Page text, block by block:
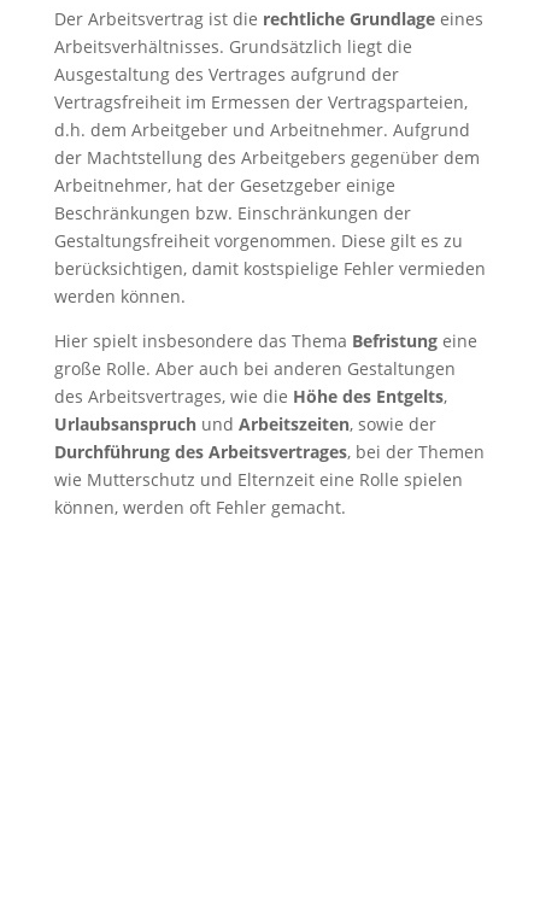
Der Arbeitsvertrag ist die rechtliche Grundlageeines
Arbeitsverhältnisses. Grundsätzlich liegt die
Ausgestaltung des Vertrages aufgrund der
Vertragsfreiheit im Ermessen der Vertragsparteien,
d.h. dem Arbeitgeber und Arbeitnehmer. Aufgrund
der Machtstellung des Arbeitgebers gegenüber dem
Arbeitnehmer, hat der Gesetzgeber einige
Beschränkungen bzw. Einschränkungen der
Gestaltungsfreiheit vorgenommen. Diese gilt es zu
berücksichtigen, damit kostspielige Fehler vermieden
werden können.
Hier spielt insbesondere das Thema Befristungeine
große Rolle. Aber auch bei anderen Gestaltungen
des Arbeitsvertrages, wie die Höhe des Entgelts,
Urlaubsanspruchund Arbeitszeiten, sowie der
Durchführung des Arbeitsvertrages, bei der Themen
wie Mutterschutz und Elternzeit eine Rolle spielen
können, werden oft Fehler gemacht.